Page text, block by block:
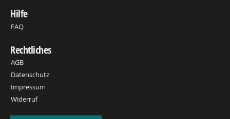
Hilfe
FAQ
Rechtliches
AGB
Datenschutz
Impressum
Widerruf